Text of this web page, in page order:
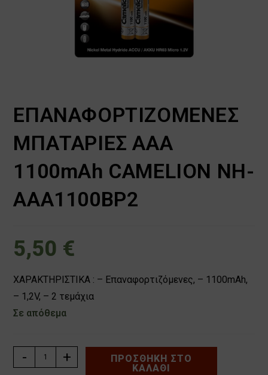
ΕΠΑΝΑΦΟΡΤΙΖΟΜΕΝΕΣ
ΜΠΑΤΑΡΙΕΣ AAA
1100mAh CAMELION NH-
AAA1100BP2
5,50 €
ΧΑΡΑΚΤΗΡΙΣΤΙΚΑ : – Επαναφορτιζόμενες, – 1100mAh,
– 1,2V, – 2 τεμάχια
Σε απόθεμα
ΕΠΑΝΑΦΟΡΤΙΖΟΜΕΝΕΣ
ΜΠΑΤΑΡΙΕΣ
- +
ΠΡΟΣΘΉΚΗ ΣΤΟ
ΚΑΛΆΘΙ